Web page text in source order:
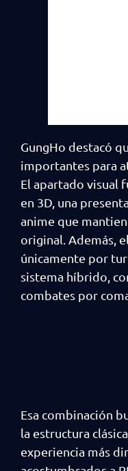
GungHo destacó
importantes para
El apartado visual
en 3D, una
anime que
original. Además,
únicamente por
sistema híbrido,
combates por
Esa combinación
la estructura
experiencia más